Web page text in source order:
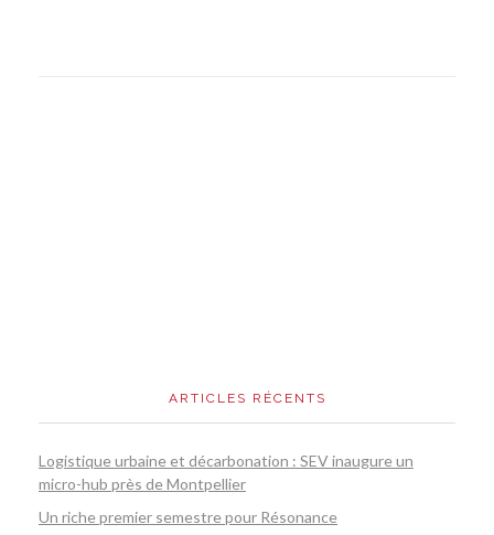
ARTICLES RÉCENTS
Logistique urbaine et décarbonation : SEV inaugure un
micro-hub près de Montpellier
Un riche premier semestre pour Résonance